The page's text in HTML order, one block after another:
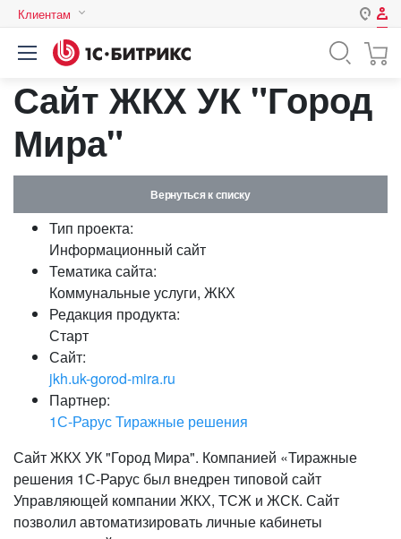
Клиентам
Казахстан
Беларусь
Авторизация
Нет аккаунта? Зарегистрироваться
Пароль
Запомнить меня на этом
Забыли свой пароль?
или войдите с помощью
Сайт ЖКХ УК "Город
Мира"
Вернуться к списку
Тип проекта:
Информационный сайт
Тематика сайта:
Коммунальные услуги, ЖКХ
Редакция продукта:
Старт
Сайт:
jkh.uk-gorod-mira.ru
Партнер:
1С-Рарус Тиражные решения
Сайт ЖКХ УК "Город Мира". Компанией «Тиражные
решения 1С-Рарус был внедрен типовой сайт
Управляющей компании ЖКХ, ТСЖ и ЖСК. Сайт
позволил автоматизировать личные кабинеты